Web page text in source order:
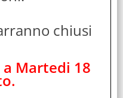
I(2.8mm). Tipo:
chiusi
Martedi 18